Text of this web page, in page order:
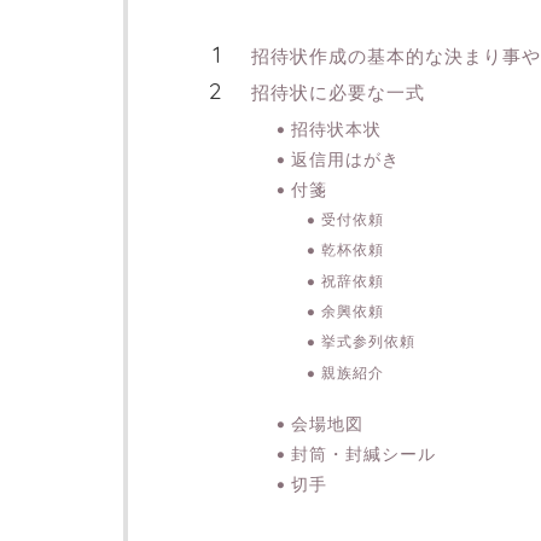
招待状作成の基本的な決まり事
招待状に必要な一式
招待状本状
返信用はがき
付箋
受付依頼
乾杯依頼
祝辞依頼
余興依頼
挙式参列依頼
親族紹介
会場地図
封筒・封緘シール
切手